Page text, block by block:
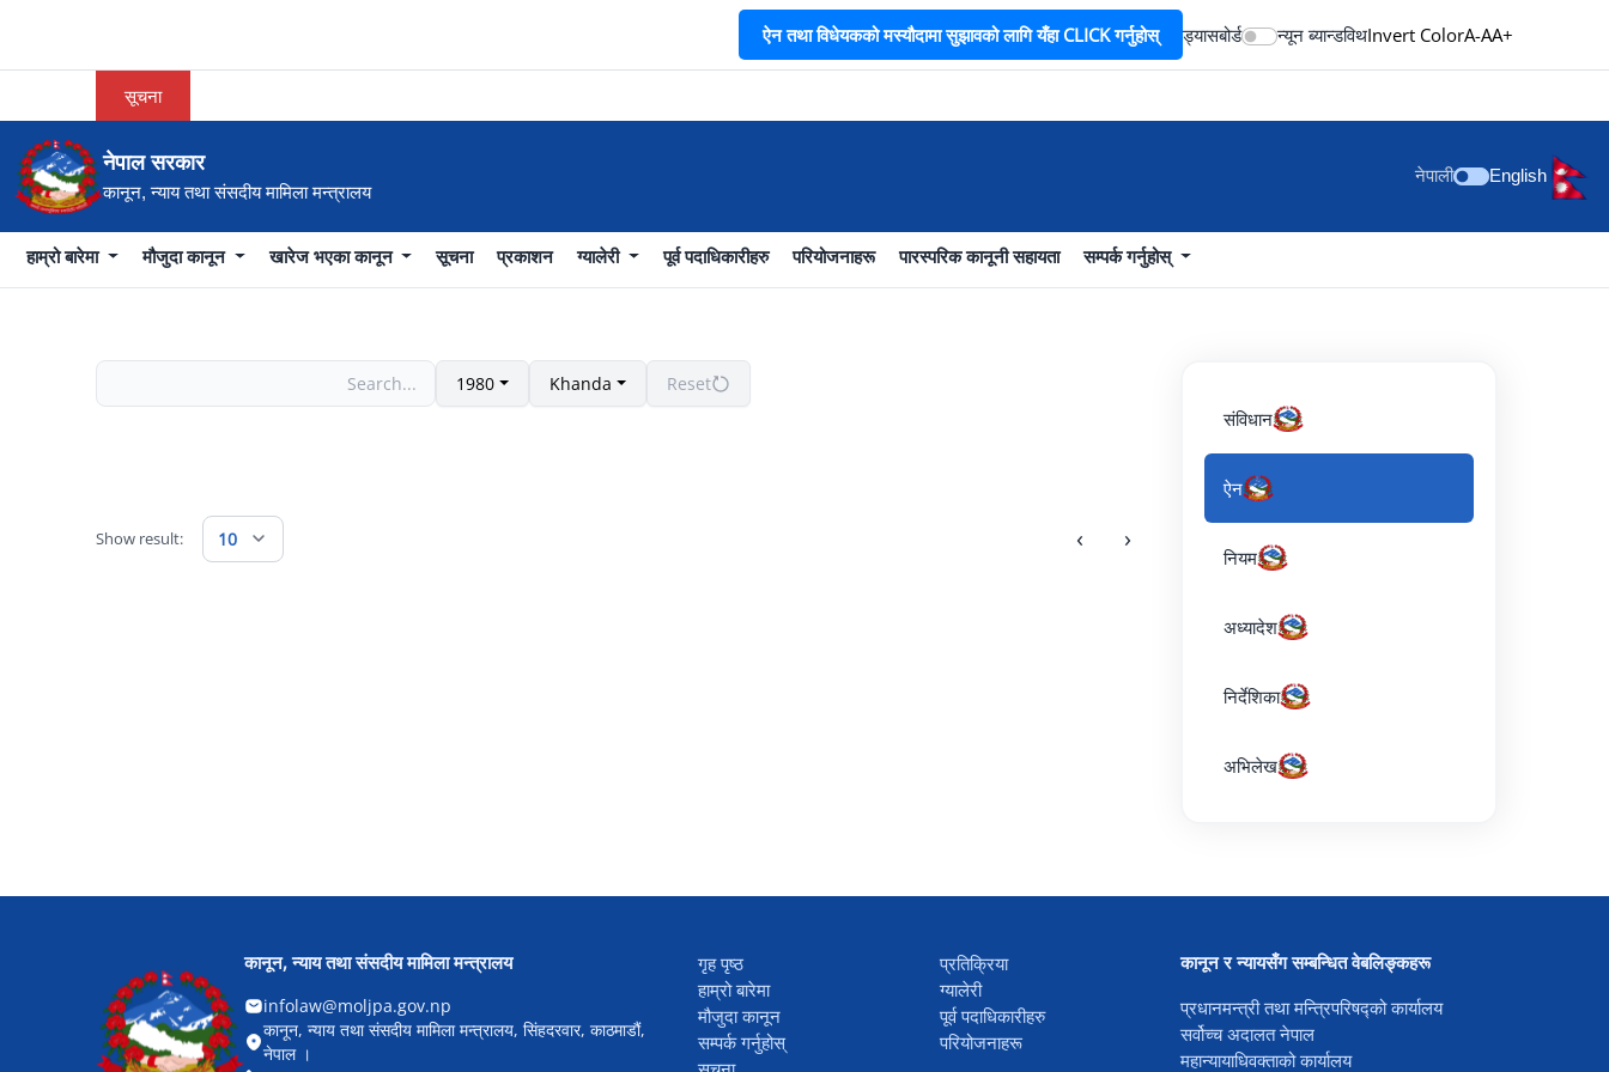
ऐन तथा विधेयकको मस्यौदामा सुझावको लागि यँहा CLICK गर्नुहोस् ड्यासबोर्ड न्यून ब्यान्डविथInvert ColorA-AA+
सूचना
नेपाल सरकार
कानून, न्याय तथा संसदीय मामिला मन्त्रालय
नेपाली English
हाम्रो बारेमा मौजुदा कानून खारेज भएका कानून सूचना प्रकाशन ग्यालेरी पूर्व पदाधिकारीहरु परियोजनाहरू पारस्परिक कानूनी सहायता सम्पर्क गर्नुहोस्
संविधान
ऐन
नियम
अध्यादेश
निर्देशिका
अभिलेख
1980 Khanda Reset
Show result: 10 ‹ ›
कानून, न्याय तथा संसदीय मामिला मन्त्रालय
infolaw@moljpa.gov.np
कानून, न्याय तथा संसदीय मामिला मन्त्रालय, सिंहदरवार, काठमाडौं,
नेपाल ।
गृह पृष्ठ
हाम्रो बारेमा
मौजुदा कानून
सम्पर्क गर्नुहोस्
प्रतिक्रिया
ग्यालेरी
पूर्व पदाधिकारीहरु
परियोजनाहरू
कानून र न्यायसँग सम्बन्धित वेबलिङ्कहरू
प्रधानमन्त्री तथा मन्त्रिपरिषद्को कार्यालय
सर्वोच्च अदालत नेपाल
महान्यायाधिवक्ताको कार्यालय